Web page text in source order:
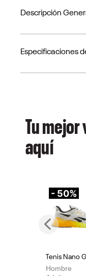
Descripción
Especificaciones
Tu
aquí
- 50%
Tenis Nano
Hombre
Previous